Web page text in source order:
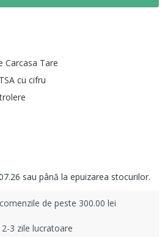
Carcasa Tare
cu cifru
de peste 300.00 lei
3 zile lucratoare
sau până la epuizarea stocurilor.